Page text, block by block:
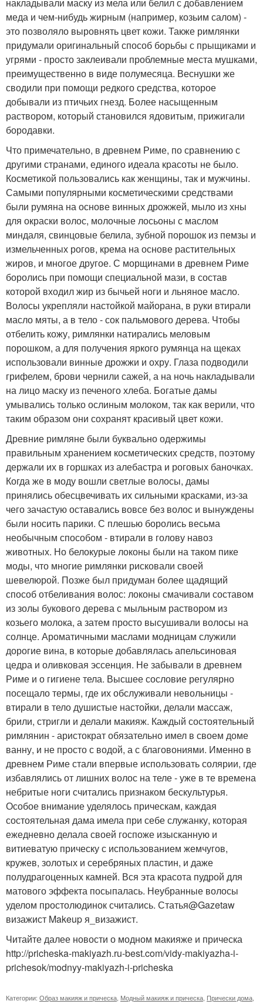
меда и чем-нибудь жирным (например, козьим салом) -
это позволяло выровнять цвет кожи. Также римлянки
придумали оригинальный способ борьбы с прыщиками и
угрями - просто заклеивали проблемные места мушками,
преимущественно в виде полумесяца. Веснушки же
сводили при помощи редкого средства, которое
добывали из птичьих гнезд. Более насыщенным
раствором, который становился ядовитым, прижигали
бородавки.
Что примечательно, в древнем Риме, по сравнению с
другими странами, единого идеала красоты не было.
Косметикой пользовались как женщины, так и мужчины.
Самыми популярными косметическими средствами
были румяна на основе винных дрожжей, мыло из хны
для окраски волос, молочные лосьоны с маслом
миндаля, свинцовые белила, зубной порошок из пемзы и
измельченных рогов, крема на основе растительных
жиров, и многое другое. С морщинами в древнем Риме
боролись при помощи специальной мази, в состав
которой входил жир из бычьей ноги и льняное масло.
Волосы укрепляли настойкой майорана, в руки втирали
масло мяты, а в тело - сок пальмового дерева. Чтобы
отбелить кожу, римлянки натирались меловым
порошком, а для получения яркого румянца на щеках
использовали винные дрожжи и охру. Глаза подводили
грифелем, брови чернили сажей, а на ночь накладывали
на лицо маску из печеного хлеба. Богатые дамы
умывались только ослиным молоком, так как верили, что
таким образом они сохранят красивый цвет кожи.
Древние римляне были буквально одержимы
правильным хранением косметических средств, поэтому
держали их в горшках из алебастра и роговых баночках.
Когда же в моду вошли светлые волосы, дамы
принялись обесцвечивать их сильными красками, из-за
чего зачастую оставались вовсе без волос и вынуждены
были носить парики. С плешью боролись весьма
необычным способом - втирали в голову навоз
животных. Но белокурые локоны были на таком пике
моды, что многие римлянки рисковали своей
шевелюрой. Позже был придуман более щадящий
способ отбеливания волос: локоны смачивали составом
из золы букового дерева с мыльным раствором из
козьего молока, а затем просто высушивали волосы на
солнце. Ароматичными маслами модницам служили
дорогие вина, в которые добавлялась апельсиновая
цедра и оливковая эссенция. Не забывали в древнем
Риме и о гигиене тела. Высшее сословие регулярно
посещало термы, где их обслуживали невольницы -
втирали в тело душистые настойки, делали массаж,
брили, стригли и делали макияж. Каждый состоятельный
римлянин - аристократ обязательно имел в своем доме
ванну, и не просто с водой, а с благовониями. Именно в
древнем Риме стали впервые использовать солярии, где
избавлялись от лишних волос на теле - уже в те времена
небритые ноги считались признаком бескультурья.
Особое внимание уделялось прическам, каждая
состоятельная дама имела при себе служанку, которая
ежедневно делала своей госпоже изысканную и
витиеватую прическу с использованием жемчугов,
кружев, золотых и серебряных пластин, и даже
полудрагоценных камней. Вся эта красота пудрой для
матового эффекта посыпалась. Неубранные волосы
уделом простолюдинок считались. Статья@Gazetaw
визажист Makeup я_визажист.
Читайте далее новости о модном макияже и прическа
http://pricheska-makiyazh.ru-best.com/vidy-makiyazha-i-
prichesok/modnyy-makiyazh-i-pricheska
Категории: Образ макияж и прическа Модный макияж и прическа Прически дома